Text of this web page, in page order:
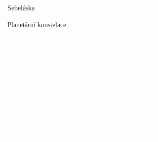
Sebeláska
Planetární konstelace